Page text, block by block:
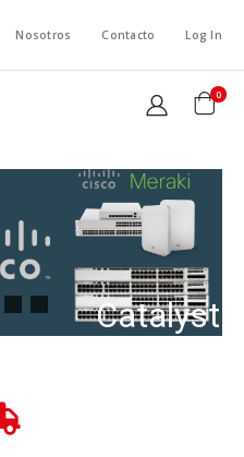
Nosotros Contacto Log In
0
Catalyst
C9200